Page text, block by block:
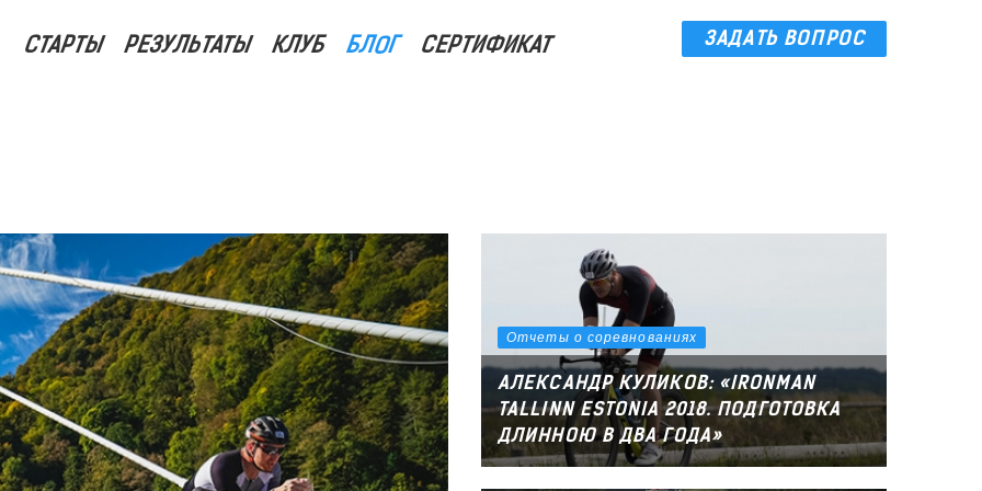
ЗАДАТЬ ВОПРОС
СТАРТЫ РЕЗУЛЬТАТЫ КЛУБ БЛОГ СЕРТИФИКАТ
Отчеты о соревнованиях
АЛЕКСАНДР КУЛИКОВ: «IRONMAN
TALLINN ESTONIA 2018. ПОДГОТОВКА
ДЛИННОЮ В ДВА ГОДА»